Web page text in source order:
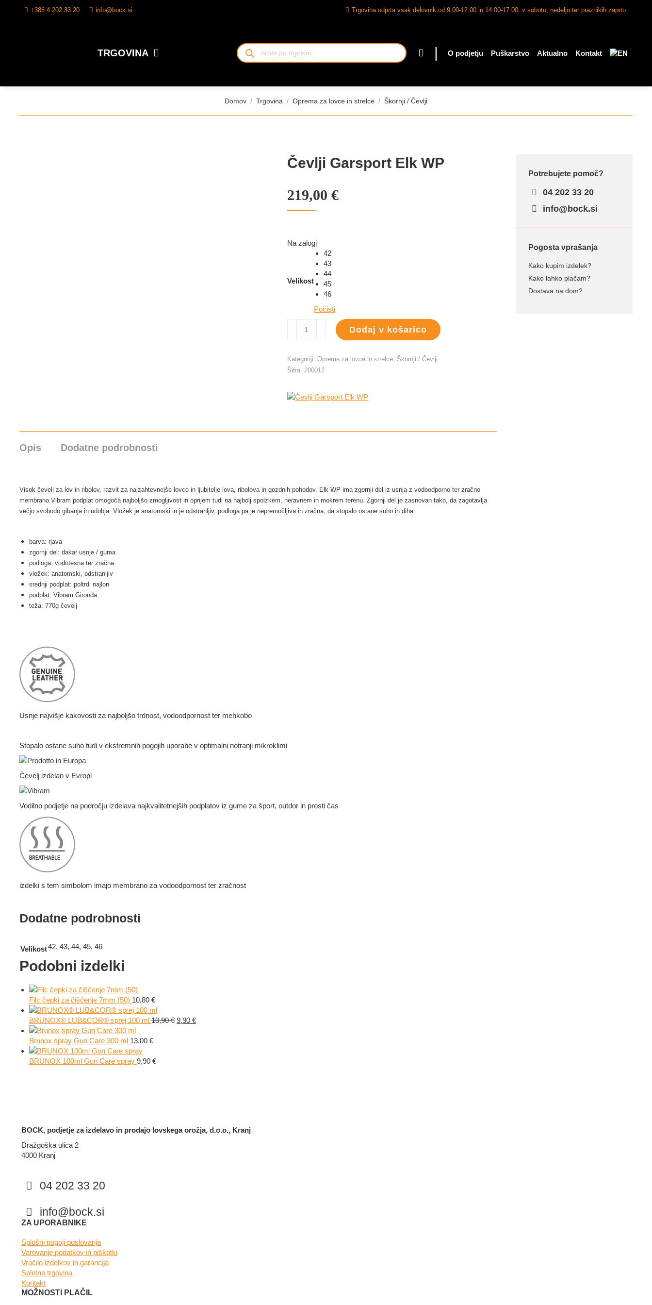
+386 4 202 33 20 info@bock.si Trgovina odprta vsak delovnik od 9:00-12:00 in 14:00-17:00, v soboto, nedeljo ter praznikih zaprto.
TRGOVINA
Iskanje
izdelkov
| O podjetju Puškarstvo Aktualno Kontakt
Tukaj ste:
Domov Trgovina Oprema za lovce in strelce Škornji / Čevlji
Čevlji Garsport Elk WP
219,00 €
Na zalogi
Velikost
42
43
44
45
46
Počisti
Garsport
količina
Dodaj v košarico
Kategoriji: Oprema za lovce in strelce, Škornji / Čevlji
Šifra: 200012
Opis Dodatne podrobnosti
Visok čevelj za lov in ribolov, razvit za najzahtevnejše lovce in ljubitelje lova, ribolova in gozdnih pohodov. Elk WP ima zgornji del iz usnja z vodoodporno ter zračno
membrano.Vibram podplat omogoča najboljšo zmogljivost in oprijem tudi na najbolj spolzkem, neravnem in mokrem terenu. Zgornji del je zasnovan tako, da zagotavlja
večjo svobodo gibanja in udobja. Vložek je anatomski in je odstranljiv, podloga pa je nepremočljiva in zračna, da stopalo ostane suho in diha.
barva: rjava
zgornji del: dakar usnje / guma
podloga: vodotesna ter zračna
vložek: anatomski, odstranljiv
srednji podplat: poltrdi najlon
podplat: Vibram Gironda
teža: 770g čevelj
Usnje najvišje kakovosti za najboljšo trdnost, vodoodpornost ter mehkobo
Stopalo ostane suho tudi v ekstremnih pogojih uporabe v optimalni notranji mikroklimi
Čevelj izdelan v Evropi
Vodilno podjetje na področju izdelava najkvalitetnejših podplatov iz gume za šport, outdor in prosti čas
izdelki s tem simbolom imajo membrano za vodoodpornost ter zračnost
Dodatne podrobnosti
Velikost42, 43, 44, 45, 46
Podobni izdelki
Filc čepki za čiščenje 7mm (50) 10,80 €
BRUNOX® LUB&COR® sprej 100 ml 10,90€ Izvirna
9,90 €Trenutna
Brunox spray Gun Care 300 ml 13,00 €
BRUNOX 100ml Gun Care spray 9,90 €
Potrebujete pomoč?
04 202 33 20
info@bock.si
Pogosta vprašanja
Kako kupim izdelek?
Kako lahko plačam?
Dostava na dom?
BOCK, podjetje za izdelavo in prodajo lovskega orožja, d.o.o., Kranj
Dražgoška ulica 2
4000 Kranj
04 202 33 20
info@bock.si
Facebook
Instagram
ZA UPORABNIKE
Splošni pogoji poslovanja
Varovanje podatkov in piškotki
Vračilo izdelkov in garancija
Spletna trgovina
Kontakt
MOŽNOSTI PLAČIL